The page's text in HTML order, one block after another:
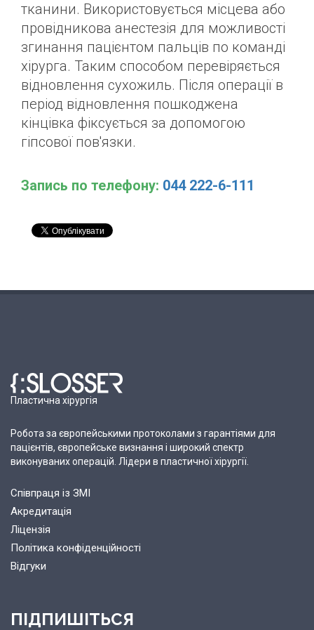
тканини. Використовується місцева або
провідникова анестезія для можливості
згинання пацієнтом пальців по команді
хірурга. Таким способом перевіряється
відновлення сухожиль. Після операції в
період відновлення пошкоджена
кінцівка фіксується за допомогою
гіпсової пов'язки.
Запись по телефону: 044 222-6-111
Пластична хірургія
Робота за європейськими протоколами з гарантіями для
пацієнтів, європейське визнання і широкий спектр
виконуваних операцій. Лідери в пластичної хірургії.
Співпраця із ЗМІ
Акредитація
Ліцензія
Політика конфіденційності
Відгуки
ПІДПИШІТЬСЯ